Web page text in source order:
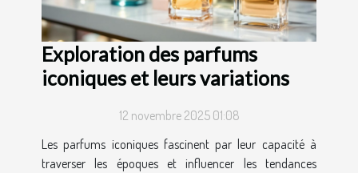
Exploration des parfums
iconiques et leurs variations
12 novembre 2025 01:08
Les parfums iconiques fascinent par leur capacité à
traverser les époques et influencer les tendances